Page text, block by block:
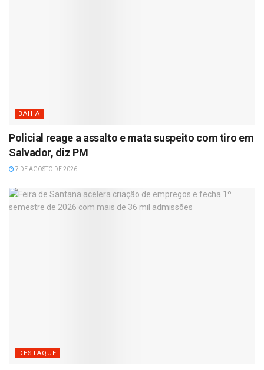
BAHIA
Policial reage a assalto e mata suspeito com tiro em
Salvador, diz PM
7 DE AGOSTO DE 2026
DESTAQUE